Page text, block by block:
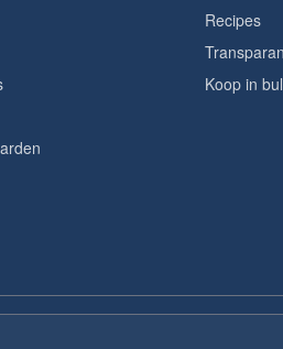
Recipes
Koop in